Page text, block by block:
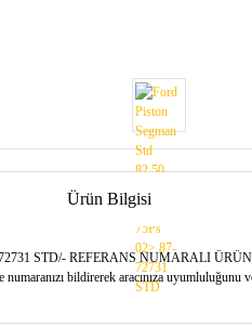
Ürün Bilgisi
STD/- REFERANS NUMARALI
numaranızı bildirerek aracınıza